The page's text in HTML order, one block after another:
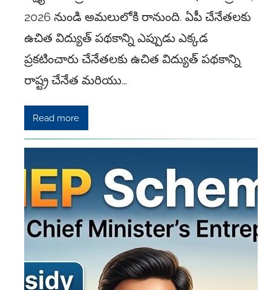
2026 నుండి అమలులోకి రానుంది. ఏపీ చేనేతలకు
ఉచిత విద్యుత్ పథకాన్ని ఎప్పుడు ఎక్కడ
ప్రకటించారు చేనేతలకు ఉచిత విద్యుత్ పథకాన్ని
రాష్ట్ర చేనేత మరియు…
Read more